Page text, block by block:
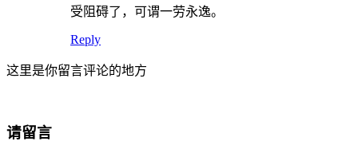
受阻碍了，可谓一劳永逸。
Reply
这里是你留言评论的地方
请留言